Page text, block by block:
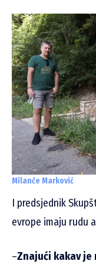
Milanče Marković
I predsjednik
evrope imaju rudu
–Znajući kakav je